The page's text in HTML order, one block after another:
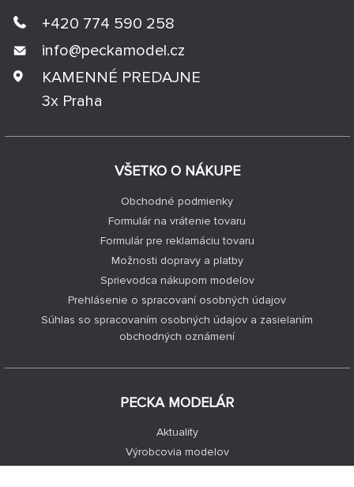
VŠETKO O NÁKUPE
Obchodné podmienky
Formulár na vrátenie tovaru
Formulár pre reklamáciu tovaru
Možnosti dopravy a platby
Sprievodca nákupom modelov
Prehlásenie o spracovaní osobných údajov
Súhlas so spracovaním osobných údajov a zasielaním
obchodných oznámení
PECKA MODELÁR
Aktuality
Výrobcovia modelov
+420 774 590 258
info@peckamodel.cz
KAMENNÉ PREDAJNE
3x Praha